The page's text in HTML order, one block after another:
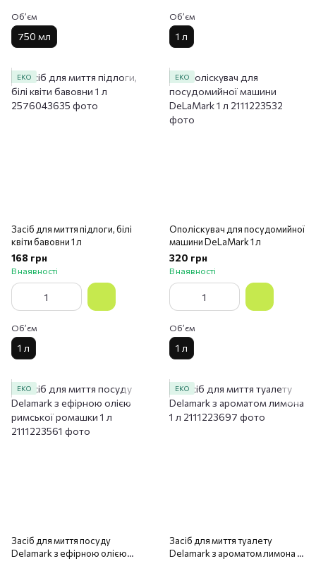
Обʼєм
750 мл
Обʼєм
1 л
ЕКО
Засіб для миття підлоги, білі
квіти бавовни 1 л
168 грн
В наявності
Обʼєм
1 л
ЕКО
Ополіскувач для посудомийної
машини DeLaMark 1 л
320 грн
В наявності
Обʼєм
1 л
ЕКО
Засіб для миття посуду
Delamark з ефірною олією
ЕКО
Засіб для миття туалету
Delamark з ароматом лимона 1